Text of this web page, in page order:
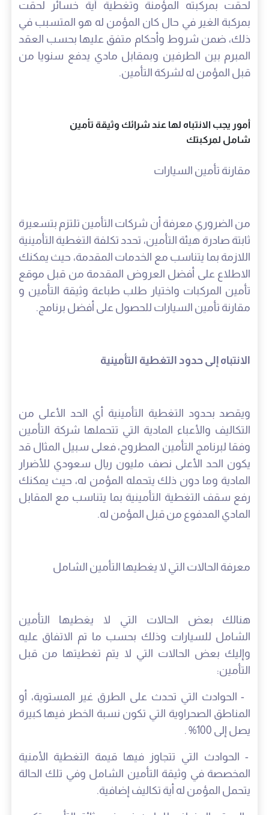
لحقت بمركبته المؤمنة وتغطية أية خسائر لحقت
بمركبة الغير في حال كان المؤمن له هو المتسبب في
ذلك، ضمن شروط وأحكام متفق عليها بحسب العقد
المبرم بين الطرفين وبمقابل مادي يدفع سنويا من
قبل المؤمن له لشركة التأمين.
أمور يجب الانتباه لها عند شرائك وثيقة تأمين
شامل لمركبتك
مقارنة تأمين السيارات
من الضروري معرفة أن شركات التأمين تلتزم بتسعيرة
ثابتة صادرة هيئة التأمين، تحدد تكلفة التغطية التأمينية
اللازمة بما يتناسب مع الخدمات المقدمة، حيث يمكنك
الاطلاع على أفضل العروض المقدمة من قبل موقع
تأمين المركبات واختيار طلب طباعة وثيقة التأمين و
مقارنة تأمين السيارات للحصول على أفضل برنامج.
الانتباه إلى حدود التغطية التأمينية
ويقصد بحدود التغطية التأمينية أي الحد الأعلى من
التكاليف والأعباء المادية التي تتحملها شركة التأمين
وفقا لبرنامج التأمين المطروح، فعلى سبيل المثال قد
يكون الحد الأعلى نصف مليون ريال سعودي للأضرار
المادية وما دون ذلك يتحمله المؤمن له، حيث يمكنك
رفع سقف التغطية التأمينية بما يتناسب مع المقابل
المادي المدفوع من قبل المؤمن له.
معرفة الحالات التي لا يغطيها التأمين الشامل
هنالك بعض الحالات التي لا يغطيها التأمين
الشامل للسيارات وذلك بحسب ما تم الاتفاق عليه
وإليك بعض الحالات التي لا يتم تغطيتها من قبل
التأمين:
- الحوادث التي تحدث على الطرق غير المستوية، أو
المناطق الصحراوية التي تكون نسبة الخطر فيها كبيرة
يصل إلى 100% .
- الحوادث التي تتجاوز فيها قيمة التغطية الأمنية
المخصصة في وثيقة التأمين الشامل وفي تلك الحالة
يتحمل المؤمن له أية تكاليف إضافية.